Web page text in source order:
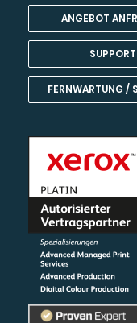
ANGEBOT
SUPPORT
FERNWARTUNG /